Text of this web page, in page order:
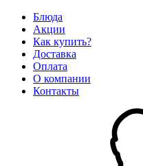
Блюда
Акции
Как купить?
Доставка
Оплата
О компании
Контакты